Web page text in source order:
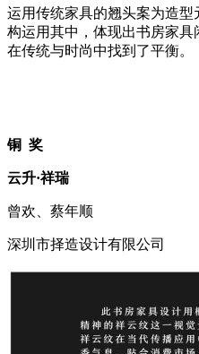
运用传统家具的翘头案为造
构运用其中，体现出书房家
在传统与时尚中找到了平衡。
铜 奖
云升·祥瑞
曾欢、蔡年顺
深圳市择造设计有限公司